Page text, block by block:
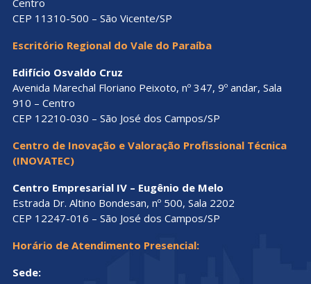
Centro
CEP 11310-500 – São Vicente/SP
Escritório Regional do Vale do Paraíba
Edifício Osvaldo Cruz
Avenida Marechal Floriano Peixoto, nº 347, 9º andar, Sala
910 – Centro
CEP 12210-030 – São José dos Campos/SP
Centro de Inovação e Valoração Profissional Técnica
(INOVATEC)
Centro Empresarial IV – Eugênio de Melo
Estrada Dr. Altino Bondesan, nº 500, Sala 2202
CEP 12247-016 – São José dos Campos/SP
Horário de Atendimento Presencial:
Sede: